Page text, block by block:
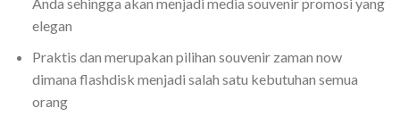
elegan
Praktis dan merupakan pilihan souvenir zaman now
dimana flashdisk menjadi salah satu kebutuhan semua
orang